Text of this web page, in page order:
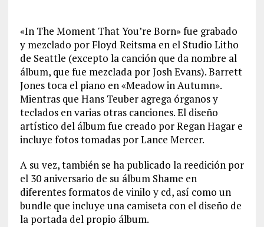
«In The Moment That You’re Born» fue grabado
y mezclado por Floyd Reitsma en el Studio Litho
de Seattle (excepto la canción que da nombre al
álbum, que fue mezclada por Josh Evans). Barrett
Jones toca el piano en «Meadow in Autumn».
Mientras que Hans Teuber agrega órganos y
teclados en varias otras canciones. El diseño
artístico del álbum fue creado por Regan Hagar e
incluye fotos tomadas por Lance Mercer.
A su vez, también se ha publicado la reedición por
el 30 aniversario de su álbum Shame en
diferentes formatos de vinilo y cd, así como un
bundle que incluye una camiseta con el diseño de
la portada del propio álbum.